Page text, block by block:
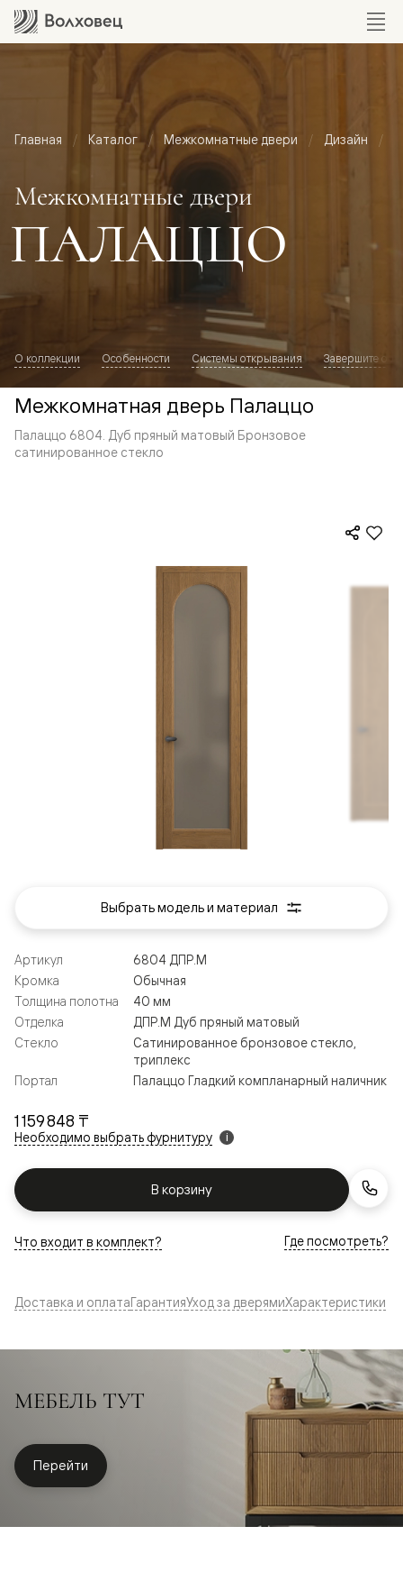
Главная Каталог Межкомнатные двери Дизайн
Межкомнатные двери
ПАЛАЦЦО
О коллекции Особенности Системы открывания Завершите
Межкомнатная дверь Палаццо
Палаццо 6804. Дуб пряный матовый Бронзовое
сатинированное стекло
1 159 848 ₸
Необходимо выбрать фурнитуру i
В корзину
Артикул
6804 ДПР.М
Кромка
Обычная
Толщина полотна
40 мм
Отделка
ДПР.М Дуб пряный матовый
Стекло
Сатинированное бронзовое стекло,
триплекс
Портал
Палаццо Гладкий компланарный наличник
Что входит в комплект? Где посмотреть?
Выбрать модель и материал
Доставка и оплатаГарантияУход за дверямиХарактеристики
МЕБЕЛЬ ТУТ
Перейти